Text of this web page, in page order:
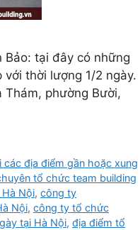
tại đây có những
thời lượng 1/2 ngày.
Thám, phường Bười,
địa điểm gần hoặc xung
tổ chức team building
Nội, công ty
Nội, công ty tổ chức
tại Hà Nội, địa điểm tổ